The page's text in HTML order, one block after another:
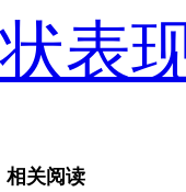
状表
相关阅读